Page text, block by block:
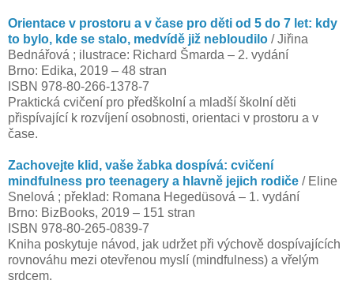
Orientace v prostoru a v čase pro děti od 5 do 7 let: kdy
to bylo, kde se stalo, medvídě již nebloudilo / Jiřina
Bednářová ; ilustrace: Richard Šmarda – 2. vydání
Brno: Edika, 2019 – 48 stran
ISBN 978-80-266-1378-7
Praktická cvičení pro předškolní a mladší školní děti
přispívající k rozvíjení osobnosti, orientaci v prostoru a v
čase.
Zachovejte klid, vaše žabka dospívá: cvičení
mindfulness pro teenagery a hlavně jejich rodiče / Eline
Snelová ; překlad: Romana Hegedüsová – 1. vydání
Brno: BizBooks, 2019 – 151 stran
ISBN 978-80-265-0839-7
Kniha poskytuje návod, jak udržet při výchově dospívajících
rovnováhu mezi otevřenou myslí (mindfulness) a vřelým
srdcem.